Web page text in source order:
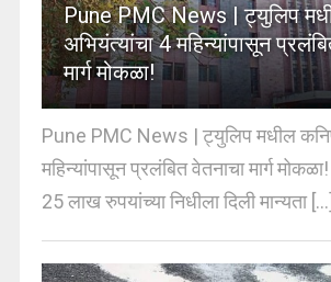
Pune PMC News | ट्युलिप
अभियंत्यांचा 4 महिन्यांपासून
मार्ग मोकळा!
Pune PMC News | ट्युलिप मधील
महिन्यांपासून प्रलंबित वेतनाचा मार्ग
25 लाख रुपयांच्या निधीला दिली मान्यता [...]